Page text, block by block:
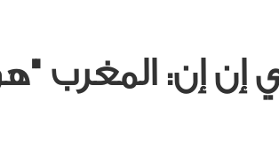
إن: المغرب